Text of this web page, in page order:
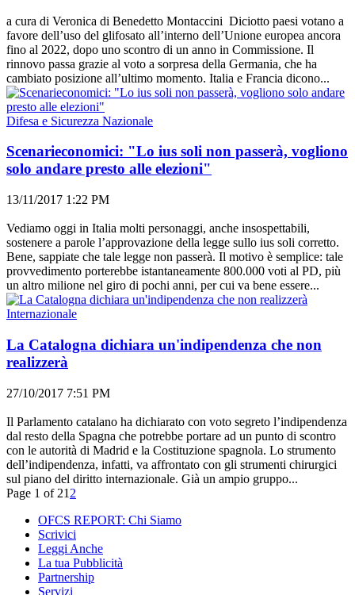
a cura di Veronica di Benedetto Montaccini Diciotto paesi votano a
favore dell’uso del glifosato all’interno dell’Unione europea ancora
fino al 2022, dopo uno scontro di un anno in Commissione. Il
rinnovo passa grazie al voto a sorpresa della Germania, che ha
cambiato posizione all’ultimo momento. Italia e Francia dicono...
Difesa e Sicurezza Nazionale
Scenarieconomici: "Lo ius soli non passerà, vogliono
solo andare presto alle elezioni"
13/11/2017 1:22 PM
Vediamo oggi in Italia molti personaggi, anche insospettabili,
sostenere a parole l’approvazione della legge sullo ius soli corretto.
Bene, sappiate che tale legge non passerà. Il motivo è semplice: tale
provvedimento porterebbe istantaneamente 800.000 voti al PD, più
un altro milione nel giro di pochi anni, per cui va bene essere...
Internazionale
La Catalogna dichiara un'indipendenza che non
realizzerà
27/10/2017 7:51 PM
Il Parlamento catalano ha dichiarato con voto segreto l’indipendenza
dal resto della Spagna che potrebbe portare ad un punto di scontro
con le autorità di Madrid e la Costituzione spagnola. Lo strumento
dell’indipendenza, infatti, va affrontato con gli strumenti chirurgici
sul piano del diritto internazionale. Già un ampio gruppo...
Page 1 of 21 2
OFCS REPORT: Chi Siamo
Scrivici
Leggi Anche
La tua Pubblicità
Partnership
Servizi